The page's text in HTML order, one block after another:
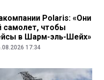
Polaris: «Они
самолет, чтобы
в Шарм-эль-Шейх»
17:34